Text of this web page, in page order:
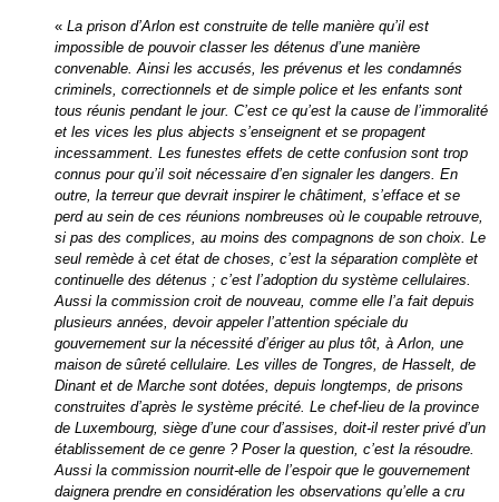
« La prison d’Arlon est construite de telle manière qu’il est
impossible de pouvoir classer les détenus d’une manière
convenable. Ainsi les accusés, les prévenus et les condamnés
criminels, correctionnels et de simple police et les enfants sont
tous réunis pendant le jour. C’est ce qu’est la cause de l’immoralité
et les vices les plus abjects s’enseignent et se propagent
incessamment. Les funestes effets de cette confusion sont trop
connus pour qu’il soit nécessaire d’en signaler les dangers. En
outre, la terreur que devrait inspirer le châtiment, s’efface et se
perd au sein de ces réunions nombreuses où le coupable retrouve,
si pas des complices, au moins des compagnons de son choix. Le
seul remède à cet état de choses, c’est la séparation complète et
continuelle des détenus ; c’est l’adoption du système cellulaires.
Aussi la commission croit de nouveau, comme elle l’a fait depuis
plusieurs années, devoir appeler l’attention spéciale du
gouvernement sur la nécessité d’ériger au plus tôt, à Arlon, une
maison de sûreté cellulaire. Les villes de Tongres, de Hasselt, de
Dinant et de Marche sont dotées, depuis longtemps, de prisons
construites d’après le système précité. Le chef-lieu de la province
de Luxembourg, siège d’une cour d’assises, doit-il rester privé d’un
établissement de ce genre ? Poser la question, c’est la résoudre.
Aussi la commission nourrit-elle de l’espoir que le gouvernement
daignera prendre en considération les observations qu’elle a cru